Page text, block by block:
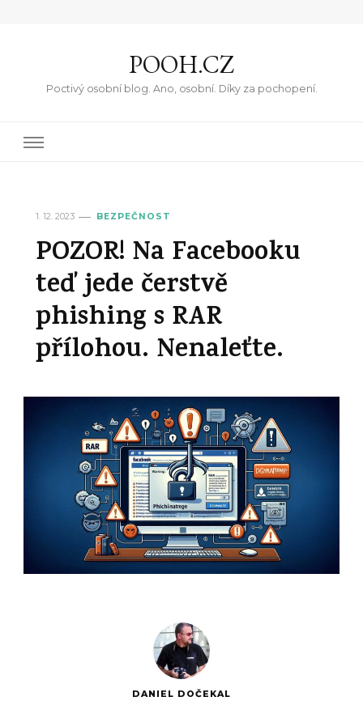
POOH.CZ
Poctivý osobní blog. Ano, osobní. Díky za pochopení.
1. 12. 2023 BEZPEČNOST
POZOR! Na Facebooku
teď jede čerstvě
phishing s RAR
přílohou. Nenaleťte.
DANIEL DOČEKAL